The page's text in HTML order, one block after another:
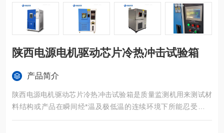
陕西电源电机驱动芯片冷热冲击试验箱
产品简介
陕西电源电机驱动芯片冷热冲击试验箱是质量监测机用来测试材
料结构或产品在瞬间经*温及极低温的连续环境下所能忍受的程
度，籍以在短时间内试验其热胀冷缩所引起的化学变化或物理伤